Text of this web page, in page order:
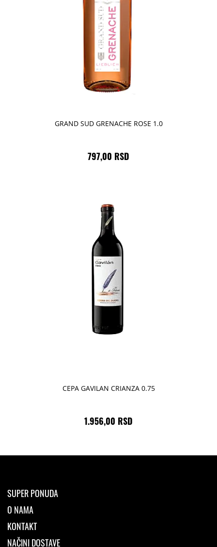
GRAND SUD GRENACHE ROSE 1.0
797,00 RSD
CEPA GAVILAN CRIANZA 0.75
1.956,00 RSD
SUPER PONUDA
O NAMA
KONTAKT
NAČINI DOSTAVE